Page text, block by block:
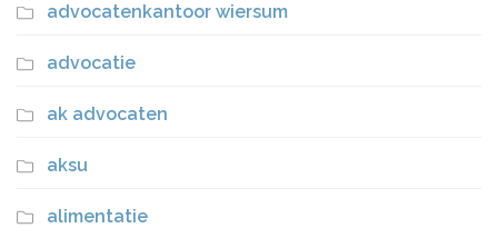
advocatenkantoor wiersum
advocatie
ak advocaten
aksu
alimentatie